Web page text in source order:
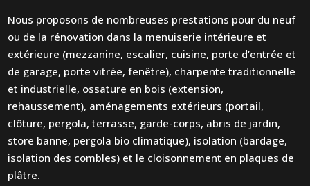
Nous proposons de nombreuses prestations pour du neuf
ou de la rénovation dans la menuiserie intérieure et
extérieure (mezzanine, escalier, cuisine, porte d’entrée et
de garage, porte vitrée, fenêtre), charpente traditionnelle
et industrielle, ossature en bois (extension,
rehaussement), aménagements extérieurs (portail,
clôture, pergola, terrasse, garde-corps, abris de jardin,
store banne, pergola bio climatique), isolation (bardage,
isolation des combles) et le cloisonnement en plaques de
plâtre.